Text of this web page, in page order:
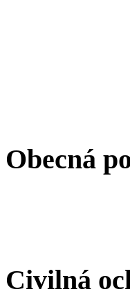
Obecná
Civilná